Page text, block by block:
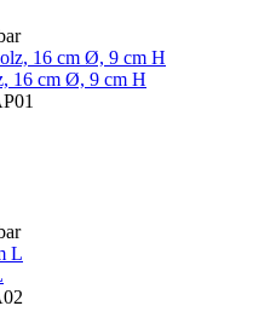
16 cm Ø, 9 cm H